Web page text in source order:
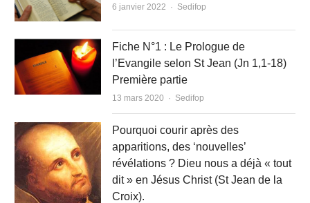
6 janvier 2022 Author
Sedifop
Fiche N°1 : Le Prologue de
l’Evangile selon St Jean (Jn 1,1-18)
Première partie
13 mars 2020 Author
Sedifop
Pourquoi courir après des
apparitions, des ‘nouvelles’
révélations ? Dieu nous a déjà « tout
dit » en Jésus Christ (St Jean de la
Croix).